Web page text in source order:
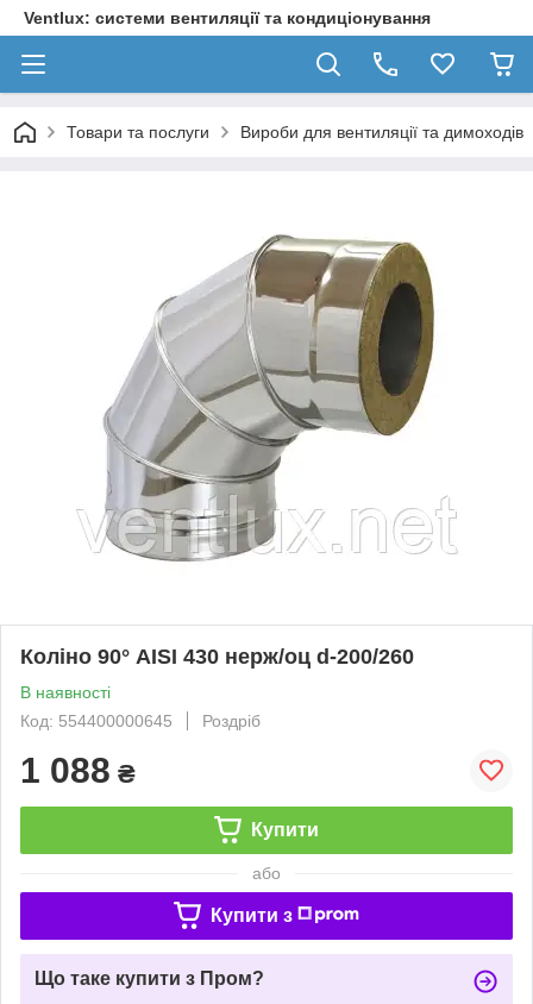
Ventlux: системи вентиляції та кондиціонування
Товари та послуги Вироби для вентиляції та димоходів
Коліно 90° AISI 430 нерж/оц d-200/260
В наявності
Код: 554400000645
Роздріб
1 088 ₴
Купити
або
Купити з
Що таке купити з Пром?